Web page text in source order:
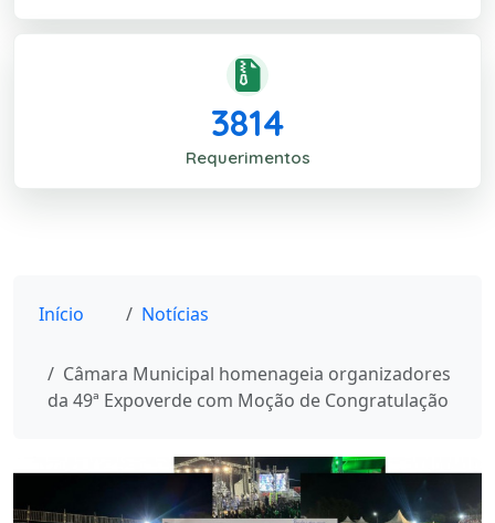
3814
Requerimentos
Início Notícias
Câmara Municipal homenageia organizadores
da 49ª Expoverde com Moção de Congratulação